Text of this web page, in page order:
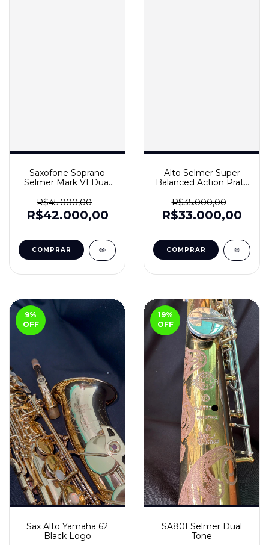
Saxofone Soprano
Selmer Mark VI Dual
R$45.000,00
R$42.000,00
Alto Selmer Super
Balanced Action Prata
R$35.000,00
R$33.000,00
9%
OFF
Sax Alto Yamaha 62
Black Logo
19%
OFF
SA80I Selmer Dual
Tone